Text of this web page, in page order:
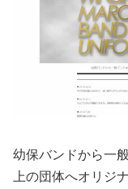
幼保バンドから一
上の団体へオリジ